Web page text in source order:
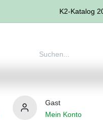
K2-Katalog
Gast
Mein Konto